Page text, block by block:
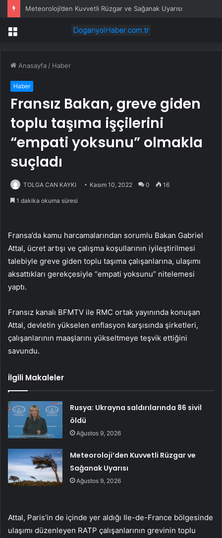
Meteoroloji’den Kuvvetli Rüzgar ve Sağanak Uyarısı
Menü
Anasayfa / Haber
Haber
Fransız Bakan, greve giden
toplu taşıma işçilerini
“empati yoksunu” olmakla
suçladı
TOLGA CAN KAYKI Kasım 10, 2022 0 16
1 dakika okuma süresi
Fransa’da kamu harcamalarından sorumlu Bakan Gabriel
Attal, ücret artışı ve çalışma koşullarının iyileştirilmesi
talebiyle greve giden toplu taşıma çalışanlarına, ulaşımı
aksattıkları gerekçesiyle “empati yoksunu” nitelemesi
yaptı.
Fransız kanalı BFMTV ile RMC ortak yayınında konuşan
Attal, devletin yükselen enflasyon karşısında şirketleri,
çalışanlarının maaşlarını yükseltmeye teşvik ettiğini
savundu.
İlgili Makaleler
Rusya: Ukrayna saldırılarında 86 sivil
öldü
Ağustos 9, 2026
Meteoroloji’den Kuvvetli Rüzgar ve
Sağanak Uyarısı
Ağustos 9, 2026
Attal, Paris’in de içinde yer aldığı Ile-de-France bölgesinde
ulaşımı düzenleyen RATP çalışanlarının grevinin toplu